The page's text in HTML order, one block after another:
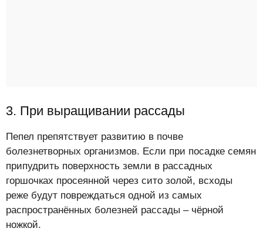
3. При выращивании рассады
Пепел препятствует развитию в почве
болезнетворных организмов. Если при посадке семян
припудрить поверхность земли в рассадных
горшочках просеянной через сито золой, всходы
реже будут повреждаться одной из самых
распространённых болезней рассады – чёрной
ножкой.